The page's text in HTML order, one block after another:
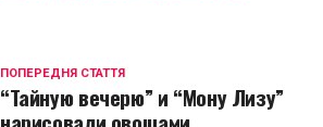
ПОПЕРЕДНЯ СТАТТЯ
“Тайную вечерю” и “Мону Лизу”